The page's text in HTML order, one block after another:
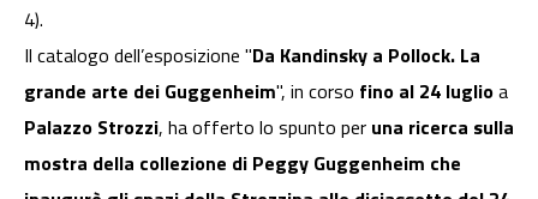
4).
Il catalogo dell’esposizione "Da Kandinsky a Pollock. La
grande arte dei Guggenheim", in corso fino al 24 luglioa
Palazzo Strozzi, ha offerto lo spunto per una ricerca sulla
mostra della collezione di Peggy Guggenheim che